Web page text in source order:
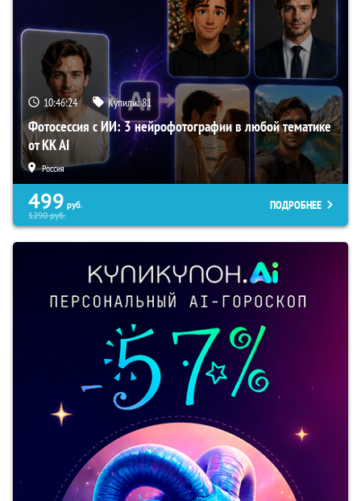
10:46:23 Купили:81
Фотосессия с ИИ: 3 нейрофотографии в любой тематике
от KK AI
Россия
499 руб.
1290руб.
ПОДРОБНЕЕ